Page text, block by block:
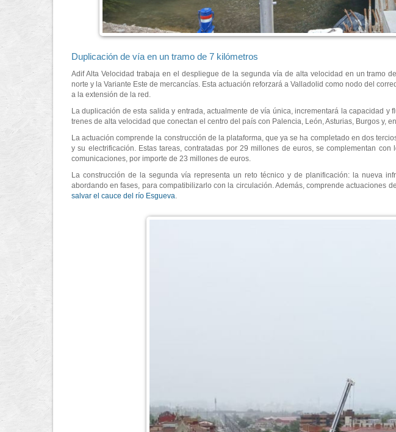
Duplicación de vía en un tramo de 7 kilómetros
Adif Alta Velocidad trabaja en el despliegue de la segunda vía de alta velocidad en un tramo
norte y la Variante Este de mercancías. Esta actuación reforzará a Valladolid como nodo del
a la extensión de la red.
La duplicación de esta salida y entrada, actualmente de vía única, incrementará la capacidad
trenes de alta velocidad que conectan el centro del país con Palencia, León, Asturias, Burgos y,
La actuación comprende la construcción de la plataforma, que ya se ha completado en dos
y su electrificación. Estas tareas, contratadas por 29 millones de euros, se complementan
comunicaciones, por importe de 23 millones de euros.
La construcción de la segunda vía representa un reto técnico y de planificación: la nueva
abordando en fases, para compatibilizarlo con la circulación. Además, comprende actuaciones
salvar el cauce del río Esgueva.